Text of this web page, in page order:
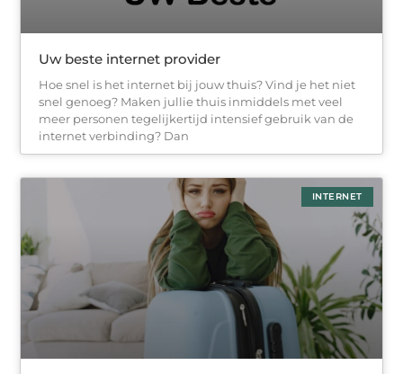
Uw beste internet provider
Hoe snel is het internet bij jouw thuis? Vind je het niet
snel genoeg? Maken jullie thuis inmiddels met veel
meer personen tegelijkertijd intensief gebruik van de
internet verbinding? Dan
INTERNET